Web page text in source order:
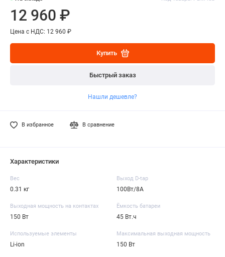
12 960 ₽
Цена с НДС: 12 960 ₽
Купить
Быстрый заказ
Нашли дешевле?
В избранное В сравнение
Характеристики
Вес
0.31 кг
Выход D-tap
100Вт/8А
Выходная мощность на контактах
150 Вт
Ёмкость батареи
45 Вт.ч
Используемые элементы
Li-ion
Максимальная выходная мощность
150 Вт